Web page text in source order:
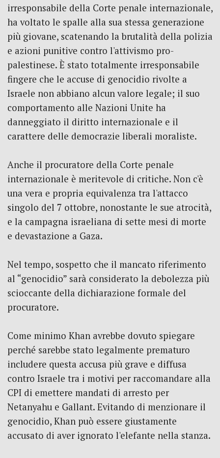
irresponsabile della Corte penale internazionale,
ha voltato le spalle alla sua stessa generazione
più giovane, scatenando la brutalità della polizia
e azioni punitive contro l'attivismo pro-
palestinese. È stato totalmente irresponsabile
fingere che le accuse di genocidio rivolte a
Israele non abbiano alcun valore legale; il suo
comportamento alle Nazioni Unite ha
danneggiato il diritto internazionale e il
carattere delle democrazie liberali moraliste.
Anche il procuratore della Corte penale
internazionale è meritevole di critiche. Non c'è
una vera e propria equivalenza tra l'attacco
singolo del 7 ottobre, nonostante le sue atrocità,
e la campagna israeliana di sette mesi di morte
e devastazione a Gaza.
Nel tempo, sospetto che il mancato riferimento
al “genocidio” sarà considerato la debolezza più
scioccante della dichiarazione formale del
procuratore.
Come minimo Khan avrebbe dovuto spiegare
perché sarebbe stato legalmente prematuro
includere questa accusa più grave e diffusa
contro Israele tra i motivi per raccomandare alla
CPI di emettere mandati di arresto per
Netanyahu e Gallant. Evitando di menzionare il
genocidio, Khan può essere giustamente
accusato di aver ignorato l'elefante nella stanza.